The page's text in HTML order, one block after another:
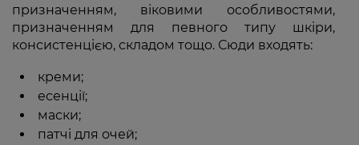
призначенням, віковими особливостями,
призначенням для певного типу шкіри,
консистенцією, складом тощо. Сюди входять:
креми;
есенції;
маски;
патчі для очей;